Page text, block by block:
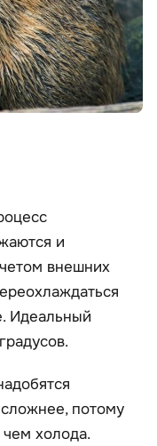
и
внешних
Идеальный
потому
холода.